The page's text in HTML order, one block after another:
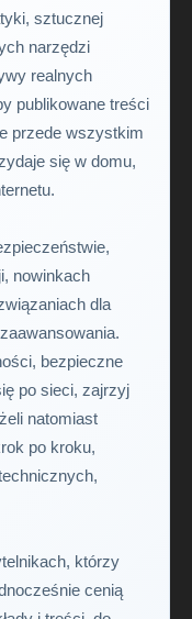
sztucznej
narzędzi
realnych
publikowane treści
przede wszystkim
się w domu,
nowinkach
dla
bezpieczne
po sieci, zajrzyj
natomiast
po kroku,
którzy
cenią